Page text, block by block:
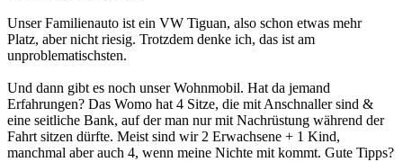
Unser Familienauto ist ein VW Tiguan, also schon etwas mehr
Platz, aber nicht riesig. Trotzdem denke ich, das ist am
unproblematischsten.
Und dann gibt es noch unser Wohnmobil. Hat da jemand
Erfahrungen? Das Womo hat 4 Sitze, die mit Anschnaller sind &
eine seitliche Bank, auf der man nur mit Nachrüstung während der
Fahrt sitzen dürfte. Meist sind wir 2 Erwachsene + 1 Kind,
manchmal aber auch 4, wenn meine Nichte mit kommt. Gute Tipps?